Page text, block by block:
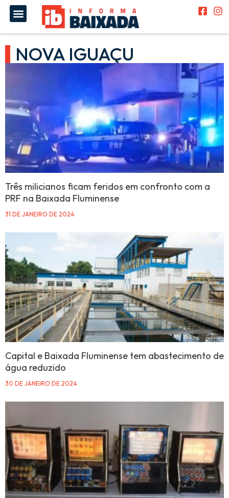
NOVA IGUAÇU
Três milicianos ficam feridos em confronto com a
PRF na Baixada Fluminense
31 DE JANEIRO DE 2024
Capital e Baixada Fluminense tem abastecimento de
água reduzido
30 DE JANEIRO DE 2024